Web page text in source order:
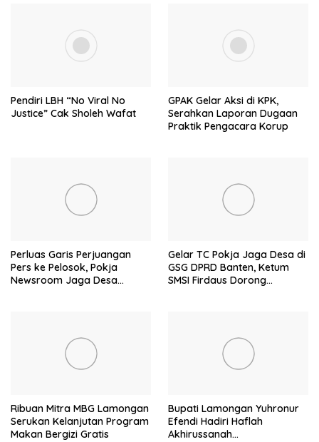
Pendiri LBH “No Viral No
Justice” Cak Sholeh Wafat
GPAK Gelar Aksi di KPK,
Serahkan Laporan Dugaan
Praktik Pengacara Korup
Perluas Garis Perjuangan
Pers ke Pelosok, Pokja
Newsroom Jaga Desa
Gelar TC Pokja Jaga Desa di
GSG DPRD Banten, Ketum
SMSI Firdaus Dorong
Ribuan Mitra MBG Lamongan
Serukan Kelanjutan Program
Makan Bergizi Gratis
Bupati Lamongan Yuhronur
Efendi Hadiri Haflah
Akhirussanah